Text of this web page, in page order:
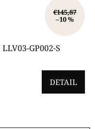
€145,87
–10 %
GP002-S
DETAIL